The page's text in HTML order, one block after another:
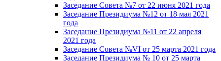
Заседание Совета №7 от 22 июня 2021 года
Заседание Президиума №12 от 18 мая 2021
года
Заседание Президиума №11 от 22 апреля
2021 года
Заседание Совета №VI от 25 марта 2021 года
Заседание Президиума № 10 от 25 марта